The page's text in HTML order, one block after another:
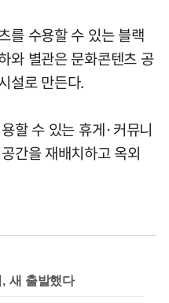
를 수용할 수 있는 블랙
와 별관은 문화콘텐츠 공
설로 만든다.
할 수 있는 휴게·커뮤니
간을 재배치하고 옥외
새 출발했다